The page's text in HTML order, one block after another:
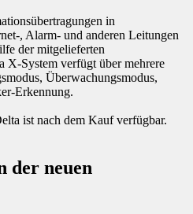
in
, Alarm- und anderen Leitungen
der mitgelieferten
X-System verfügt über mehrere
Überwachungsmodus,
Erkennung.
ist nach dem Kauf verfügbar.
der neuen